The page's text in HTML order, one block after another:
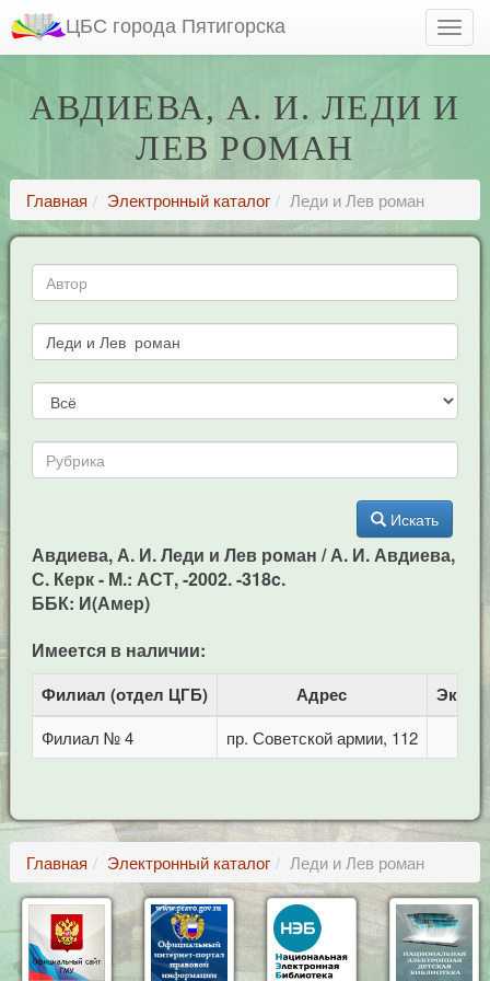
ЦБС города Пятигорска
АВДИЕВА, А. И. ЛЕДИ И
ЛЕВ РОМАН
Главная Электронный каталог Леди и Лев роман
Искать
Авдиева, А. И. Леди и Лев роман / А. И. Авдиева,
С. Керк - М.: АСТ, -2002. -318c.
ББК: И(Амер)
Имеется в наличии:
Филиал (отдел ЦГБ) Адрес
Филиал № 4 пр. Советской армии, 112
Главная Электронный каталог Леди и Лев роман